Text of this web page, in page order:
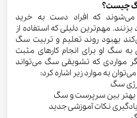
چیست؟
می‌شوند که افراد دست به خرید
مهم‌ترین دلیلی که استفاده از
بهبود روند تعلیم و تربیت سگ
سگ او برای انجام کارهای مثبت
مواردی که تشویقی سگ می‌تواند
به موارد زیر اشاره کرد:
سگ
بهتر بین سرپرست و سگ
نکات آموزشی جدید